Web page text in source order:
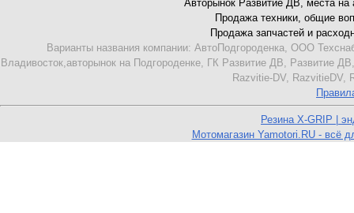
Авторынок Развитие ДВ, места на
Продажа техники, общие
Продажа запчастей и
Варианты названия компании: АвтоПодгороденка, ООО
Владивосток,авторынок на Подгороденке, ГК Развитие ДВ,
Razvitie-DV, RazvitieDV,
Резина X-GRIP |
Мотомагазин Yamotori.RU - всё